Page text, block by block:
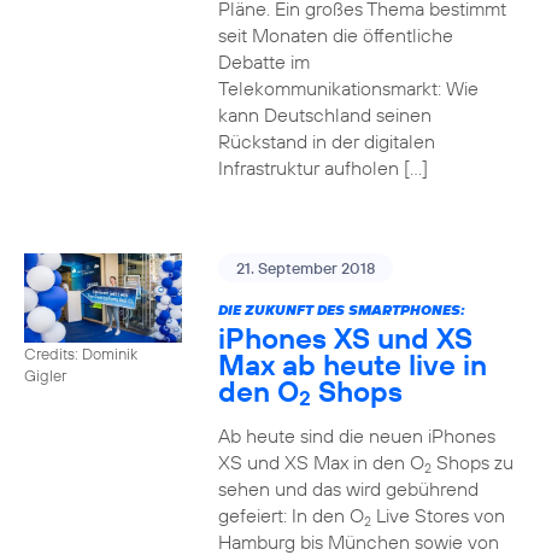
Pläne. Ein großes Thema bestimmt
seit Monaten die öffentliche
Debatte im
Telekommunikationsmarkt: Wie
kann Deutschland seinen
Rückstand in der digitalen
Infrastruktur aufholen […]
Credits: Dominik
Gigler
21. September 2018
DIE ZUKUNFT DES SMARTPHONES:
iPhones XS und XS
Max ab heute live in
den O2 Shops
Ab heute sind die neuen iPhones
XS und XS Max in den O2Shops zu
sehen und das wird gebührend
gefeiert: In den O2Live Stores von
Hamburg bis München sowie von